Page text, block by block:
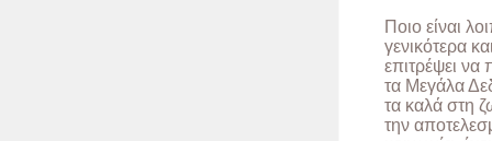
Ποιο είναι
γενικότερα
επιτρέψει
τα Μεγάλα
τα καλά στη
την